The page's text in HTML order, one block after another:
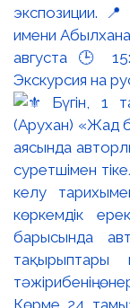
экспозиции.
имени
августа 🕒
Экскурсия на